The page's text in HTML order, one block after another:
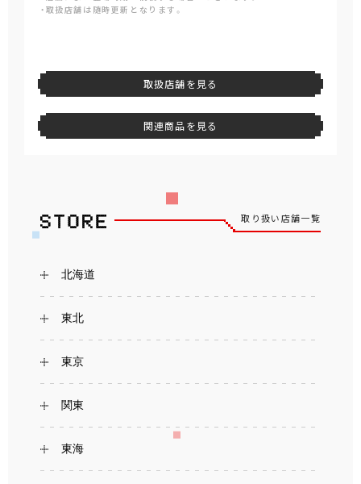
・取扱店舗は随時更新となります。
取扱店舗を見る
関連商品を見る
取り扱い店舗一覧
北海道
東北
東京
関東
東海